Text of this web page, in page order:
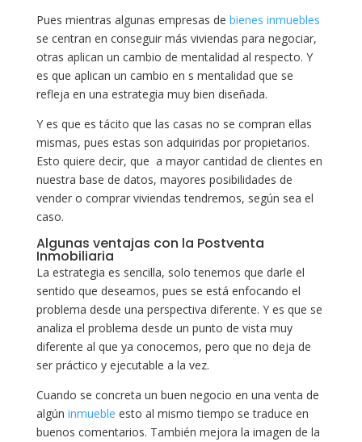
Pues mientras algunas empresas de bienes inmuebles
se centran en conseguir más viviendas para negociar,
otras aplican un cambio de mentalidad al respecto. Y
es que aplican un cambio en s mentalidad que se
refleja en una estrategia muy bien diseñada.
Y es que es tácito que las casas no se compran ellas
mismas, pues estas son adquiridas por propietarios.
Esto quiere decir, que a mayor cantidad de clientes en
nuestra base de datos, mayores posibilidades de
vender o comprar viviendas tendremos, según sea el
caso.
Algunas ventajas con la Postventa
Inmobiliaria
La estrategia es sencilla, solo tenemos que darle el
sentido que deseamos, pues se está enfocando el
problema desde una perspectiva diferente. Y es que se
analiza el problema desde un punto de vista muy
diferente al que ya conocemos, pero que no deja de
ser práctico y ejecutable a la vez.
Cuando se concreta un buen negocio en una venta de
algún inmueble esto al mismo tiempo se traduce en
buenos comentarios. También mejora la imagen de la